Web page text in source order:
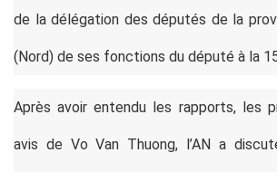
de la délégation des députés de la
(Nord) de ses fonctions du député à la
Après avoir entendu les rapports, les
avis de Vo Van Thuong, l’AN a